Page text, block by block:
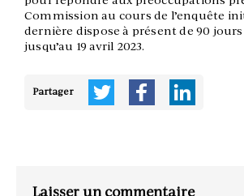
Commission au cours de l’enquête
dernière dispose à présent de 90
jusqu’au 19 avril 2023.
Partager
Laisser un commentaire